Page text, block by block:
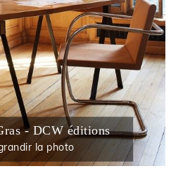
- DCW éditions
la photo